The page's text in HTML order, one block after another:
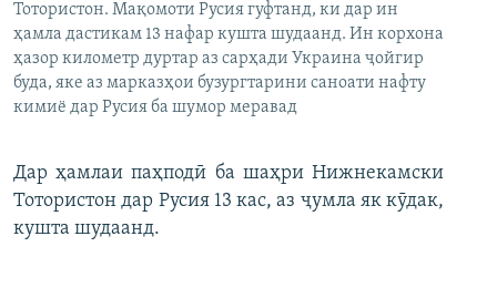
Тотористон. Мақомоти Русия гуфтанд, ки дар ин
ҳамла дастикам 13 нафар кушта шудаанд. Ин корхона
ҳазор километр дуртар аз сарҳади Украина ҷойгир
буда, яке аз марказҳои бузургтарини саноати нафту
кимиё дар Русия ба шумор меравад
Дар ҳамлаи паҳподӣ ба шаҳри Нижнекамски
Тотористон дар Русия 13 кас, аз ҷумла як кӯдак,
кушта шудаанд.